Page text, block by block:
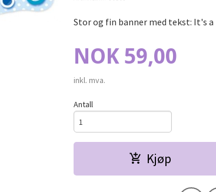
Stor og fin banner med tekst: It's
Pris
NOK 59,00
inkl. mva.
Antall
Kjøp